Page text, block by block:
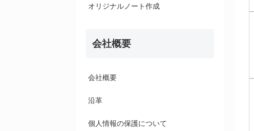
オリジナルノート作成
会社概要
会社概要
沿革
個人情報の保護について